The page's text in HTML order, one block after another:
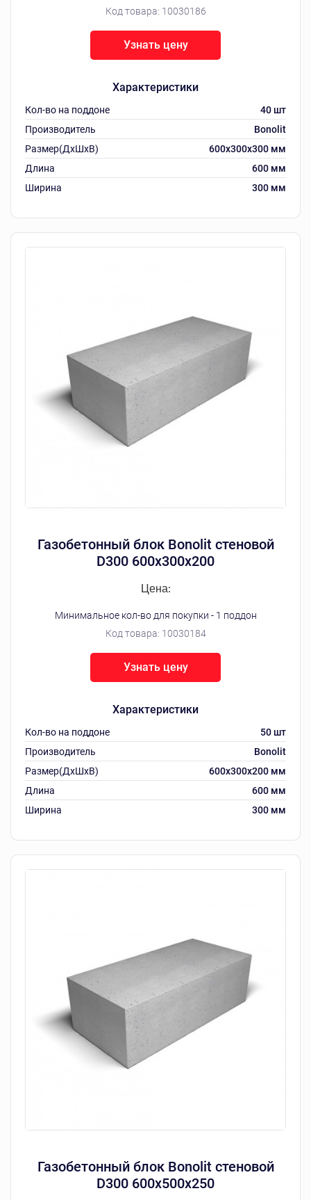
Код товара: 10030186
Характеристики
Кол-во на поддоне
40 шт
Производитель
Bonolit
Размер(ДхШхВ)
600х300х300 мм
Длина
600 мм
Ширина
300 мм
Узнать цену
Газобетонный блок Bonolit стеновой
D300 600х300х200
Код товара: 10030184
Цена:
Минимальное кол-во для покупки - 1 поддон
Характеристики
Кол-во на поддоне
50 шт
Производитель
Bonolit
Размер(ДхШхВ)
600х300х200 мм
Длина
600 мм
Ширина
300 мм
Узнать цену
Газобетонный блок Bonolit стеновой
D300 600х500х250